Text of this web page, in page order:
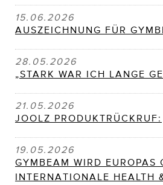
15.06.2026
AUSZEICHNUNG FÜR
28.05.2026
„STARK WAR ICH LANGE
21.05.2026
JOOLZ PRODUKTRÜCKRUF:
19.05.2026
GYMBEAM WIRD EUROPAS
INTERNATIONALE HEALTH